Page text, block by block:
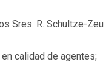
Sres. R. Schultze-Zeu
calidad de agentes;